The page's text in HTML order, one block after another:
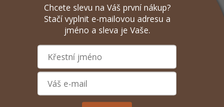
dvířky. Vhodná pro použití v osobních
automobilech, vlacích, lodích, karavanech atd.
Chcete slevu na Váš první nákup?
Stačí vyplnit e-mailovou adresu a
jméno a sleva je Vaše.